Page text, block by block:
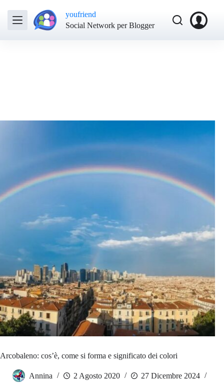
youfriend
Social Network per Blogger
Arcobaleno: cos’è, come si forma e significato dei colori
Annina 2 Agosto 2020
27 Dicembre 2024